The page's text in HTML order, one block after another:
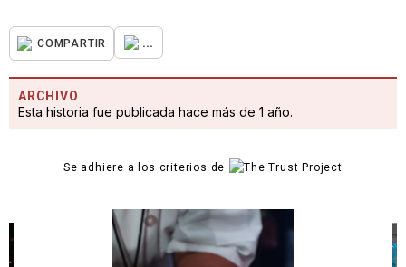
COMPARTIR ...
ARCHIVO
Esta historia fue publicada hace más de 1 año.
Se adhiere a los criterios de